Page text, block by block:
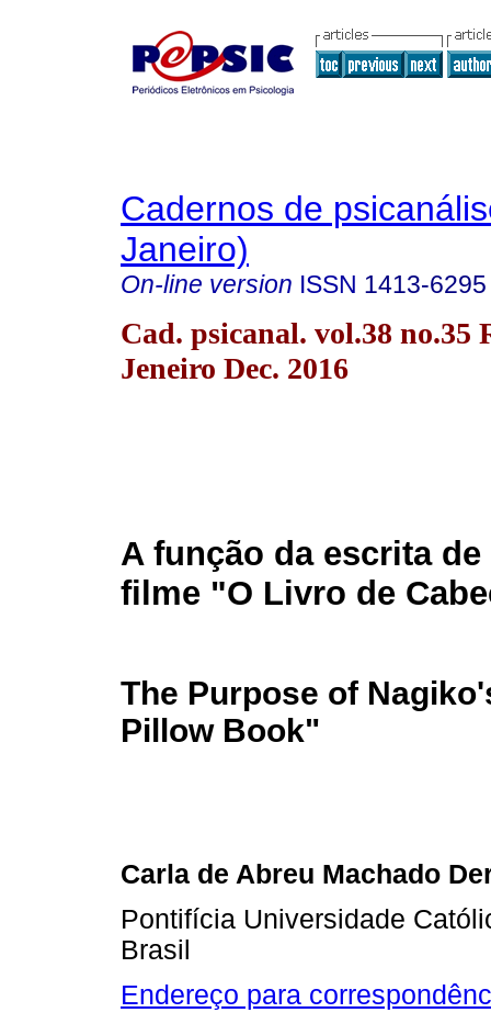
Cadernos de
Janeiro)
On-line version ISSN 1413-6295
Cad. psicanal. vol.38 no.35
Jeneiro Dec. 2016
A função da escrita
filme "O Livro de
The Purpose of
Pillow Book"
Carla de Abreu Machado
Pontifícia Universidade
Brasil
Endereço para